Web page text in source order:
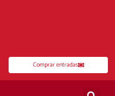
Comprar entradas